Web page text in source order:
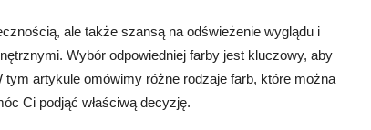
ale także szansą na odświeżenie wyglądu i
Wybór odpowiedniej farby jest kluczowy, aby
tym artykule omówimy różne rodzaje farb, które można
Ci podjąć właściwą decyzję.